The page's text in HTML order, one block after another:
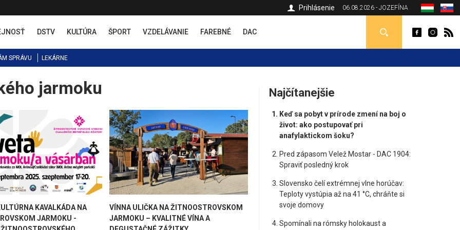
06.08.2026 - JOZEFÍNA
Prihlásenie
DSTV KULTÚRA ŠPORT VZDELÁVANIE FAREBNÉ DAC
SPRÁVU LEKÁRNE
jarmoku
KAVALKÁDA NA
JARMOKU -
VÍNNA ULIČKA NA ŽITNOOSTROVSKOM
JARMOKU – KVALITNÉ VÍNA A
Najčítanejšie
Keď sa pobyt v prírode zmení na boj o
život: ako postupovať pri
anafylaktickom šoku?
Pred zápasom Velež Mostar - DAC 1904:
Spraviť posledný krok
Slovensko čelí extrémnej vlne horúčav:
Teploty vystúpia až na 41 °C, chráňte si
svoje domovy
Spomínali na rómsky holokaust a